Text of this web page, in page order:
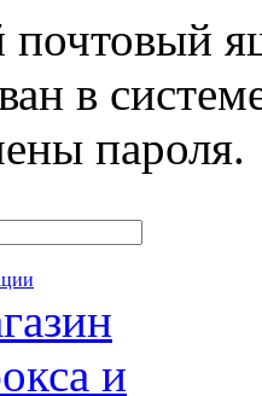
почтовый
в
пароля.